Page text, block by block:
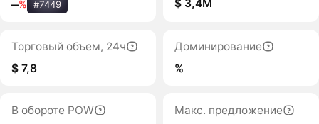
‒% #7449
$ 3,4M
Торговый объем, 24ч
$ 7,8
Доминирование
%
В обороте POW
Макс. предложение